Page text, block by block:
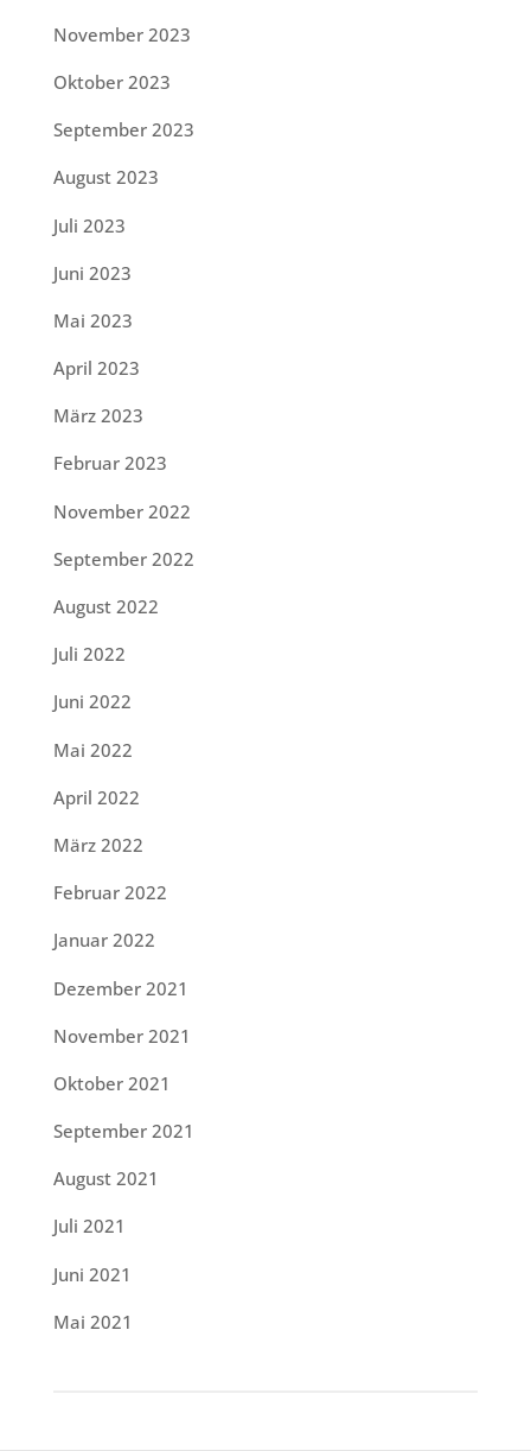
November 2023
Oktober 2023
September 2023
August 2023
Juli 2023
Juni 2023
Mai 2023
April 2023
März 2023
Februar 2023
November 2022
September 2022
August 2022
Juli 2022
Juni 2022
Mai 2022
April 2022
März 2022
Februar 2022
Januar 2022
Dezember 2021
November 2021
Oktober 2021
September 2021
August 2021
Juli 2021
Juni 2021
Mai 2021